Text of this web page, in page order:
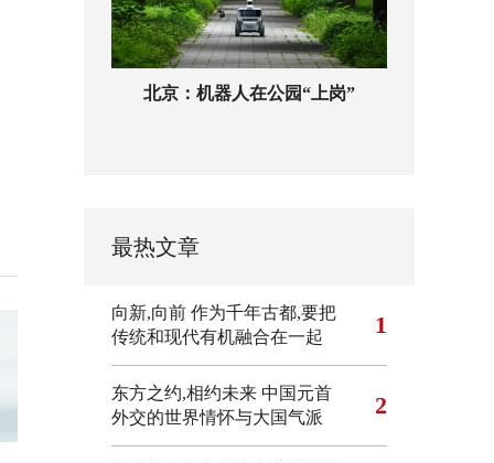
北京：机器人在公园“上岗”
最热文章
向新,向前 作为千年古都,要把
传统和现代有机融合在一起
1
东方之约,相约未来 中国元首
外交的世界情怀与大国气派
2